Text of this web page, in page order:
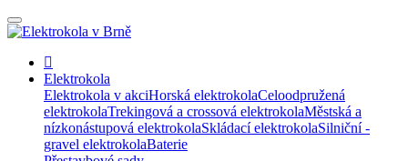
Elektrokola
Elektrokola v akciHorská elektrokolaCeloodpružená
elektrokolaTrekingová a crossová elektrokolaMěstská a
nízkonástupová elektrokolaSkládací elektrokolaSilniční -
gravel elektrokolaBaterie